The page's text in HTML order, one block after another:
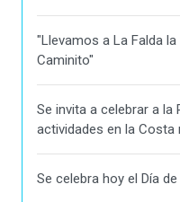
"Llevamos a La Falda
Caminito"
Se invita a celebrar a
actividades en la Costa
Se celebra hoy el Día